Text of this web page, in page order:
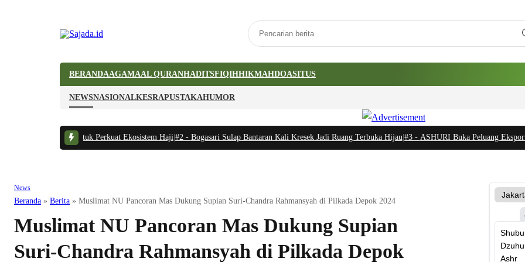
BERANDAAGAMAAL QURANHADITSFIQIHHIKMAHDOASITUS
NEWSNASIONALKESRAPUSTAKAHUMOR
Arab Saudi untuk Perkuat Ekosistem Haji|#2 -Bogasari Sulap Bantaran Kali Kresek Jadi Ruang Terbuka Hijau|#3 -ASHURI Buka Peluang Ekspor
News
Beranda » Berita » Muslimat NU Pancoran Mas Dukung Supian Suri-Chandra Rahmansyah di Pilkada Depok 2024
Muslimat NU Pancoran Mas Dukung Supian
Suri-Chandra Rahmansyah di Pilkada Depok